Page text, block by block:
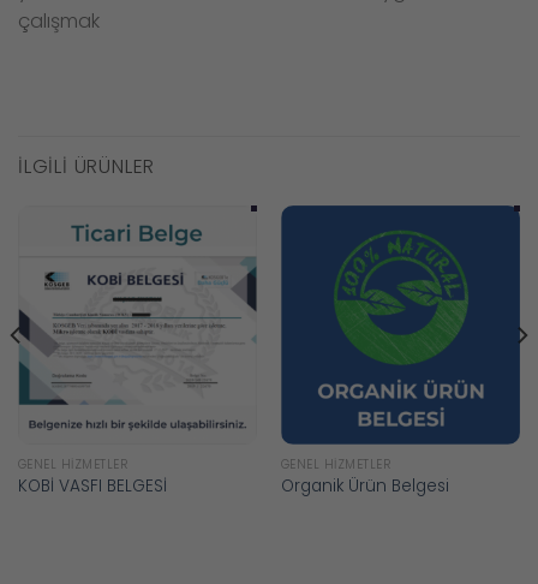
çalışmak
İLGILI ÜRÜNLER
GENEL HIZMETLER
KOBİ VASFI BELGESİ
GENEL HIZMETLER
Organik Ürün Belgesi